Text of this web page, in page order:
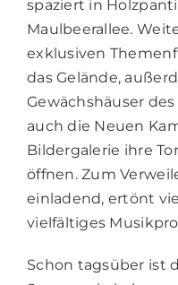
spaziert in
Maulbeerallee.
exklusiven
das Gelände,
Gewächshäuser
auch die Neuen
Bildergalerie ihre
öffnen. Zum
einladend, ertönt
vielfältiges
Schon tagsüber ist